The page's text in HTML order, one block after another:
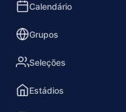
Calendário
Grupos
Seleções
Estádios